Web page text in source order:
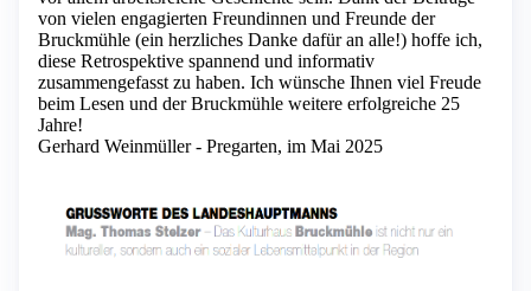
von vielen engagierten Freundinnen und Freunde der
Bruckmühle (ein herzliches Danke dafür an alle!) hoffe ich,
diese Retrospektive spannend und informativ
zusammengefasst zu haben. Ich wünsche Ihnen viel Freude
beim Lesen und der Bruckmühle weitere erfolgreiche 25
Jahre!
Gerhard Weinmüller - Pregarten, im Mai 2025